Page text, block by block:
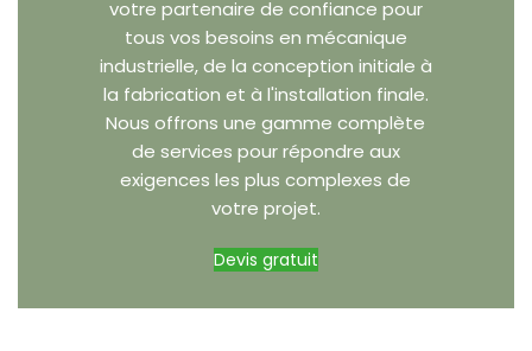
votre partenaire de confiance pour
tous vos besoins en mécanique
industrielle, de la conception initiale à
la fabrication et à l'installation finale.
Nous offrons une gamme complète
de services pour répondre aux
exigences les plus complexes de
votre projet.
Devis gratuit